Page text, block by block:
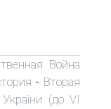
Война
- Вторая
(до VI